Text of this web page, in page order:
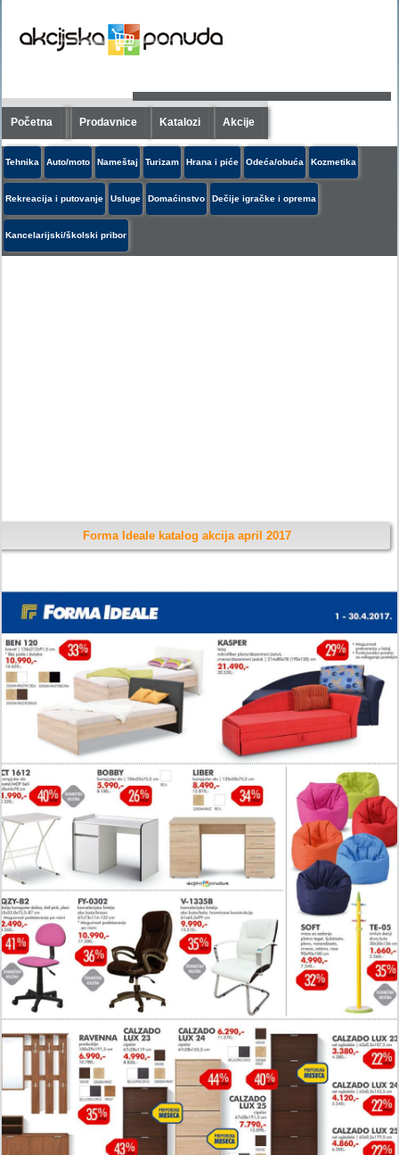
Početna Prodavnice Katalozi Akcije
Tehnika Auto/moto Nameštaj Turizam Hrana i piće Odeća/obuća Kozmetika
Rekreacija i putovanje Usluge Domaćinstvo Dečije igračke i oprema
Kancelarijski/školski pribor
Forma Ideale katalog akcija april 2017